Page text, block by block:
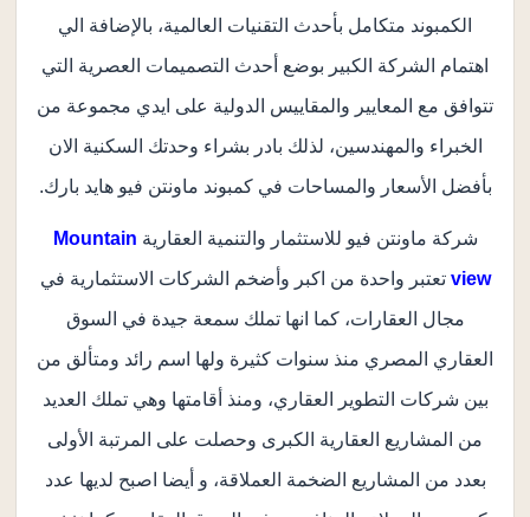
الكمبوند متكامل بأحدث التقنيات العالمية، بالإضافة الي
اهتمام الشركة الكبير بوضع أحدث التصميمات العصرية التي
تتوافق مع المعايير والمقاييس الدولية على ايدي مجموعة من
الخبراء والمهندسين، لذلك بادر بشراء وحدتك السكنية الان
بأفضل الأسعار والمساحات في كمبوند ماونتن فيو هايد بارك.
شركة ماونتن فيو للاستثمار والتنمية العقارية Mountain
view تعتبر واحدة من اكبر وأضخم الشركات الاستثمارية في
مجال العقارات، كما انها تملك سمعة جيدة في السوق
العقاري المصري منذ سنوات كثيرة ولها اسم رائد ومتألق من
بين شركات التطوير العقاري، ومنذ أقامتها وهي تملك العديد
من المشاريع العقارية الكبرى وحصلت على المرتبة الأولى
بعدد من المشاريع الضخمة العملاقة، و أيضا اصبح لديها عدد